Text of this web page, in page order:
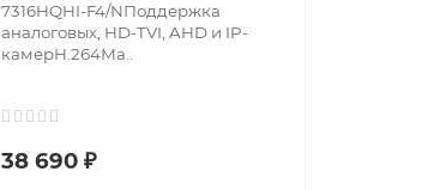
7316HQHI-F4/NПоддержка
аналоговых, HD-TVI, AHD и IP-
камерH.264Ма..
38 690 ₽